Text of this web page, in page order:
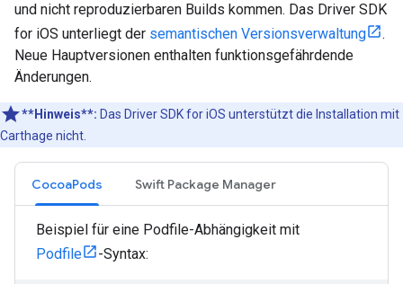
und nicht reproduzierbaren Builds kommen. Das Driver SDK
for iOS unterliegt der semantischen Versionsverwaltung
.
Neue Hauptversionen enthalten funktionsgefährdende
Änderungen.
**Hinweis**: Das Driver SDK for iOS unterstützt die Installation mit
Carthage nicht.
CocoaPods Swift Package Manager
Beispiel für eine Podfile-Abhängigkeit mit
Podfile
-Syntax: